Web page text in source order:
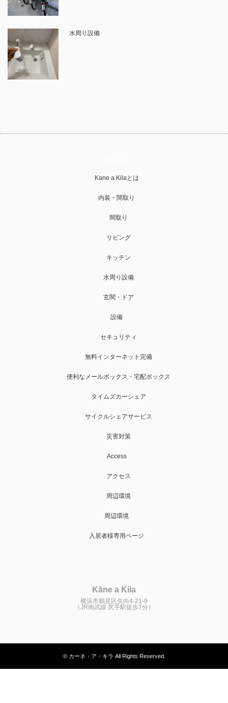
水周り設備
Kane a Kilaとは
内装・間取り
間取り
リビング
キッチン
水周り設備
玄関・ドア
設備
セキュリティ
無料インターネット完備
便利なメールボックス・宅配ボックス
タイムズカーシェア
サイクルシェアサービス
災害対策
Access
アクセス
周辺環境
周辺環境
入居者様専用ページ
Kāne a Kila
横浜市鶴見区矢向4-21-9
（JR南武線 尻手駅徒歩7分）
© カーネ・ア・キラ All Rights Reserved.